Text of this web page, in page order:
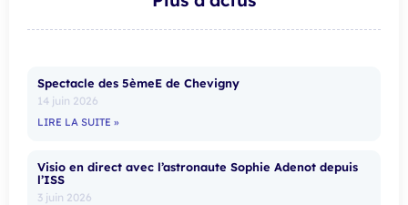
Spectacle des 5èmeE de Chevigny
14 juin 2026
LIRE LA SUITE »
Visio en direct avec l’astronaute Sophie Adenot depuis
l’ISS
3 juin 2026